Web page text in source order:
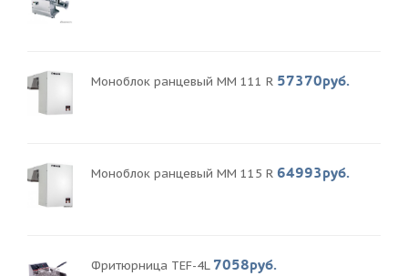
Моноблок ранцевый MM 111 R 57370руб.
Моноблок ранцевый MM 115 R 64993руб.
Фритюрница TEF-4L 7058руб.